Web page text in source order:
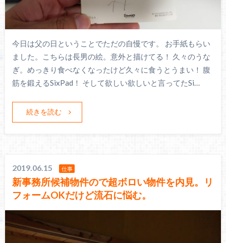
今日は父の日ということでただの自慢です。 お手紙もらい
ました。こちらは長男の絵。意外と描けてる！ 久々のうな
ぎ。めっきり食べなくなったけど久々に食うとうまい！ 腹
筋を鍛えるSixPad！ そして欲しい欲しいと言ってたSi…
続きを読む
2019.06.15 仕事
新事務所候補物件ので超ボロい物件を内見。リ
フォームOKだけど流石に悩む。